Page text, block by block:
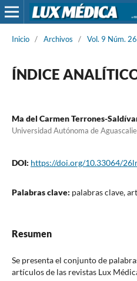
Inicio / Archivos / Vol. 9 Núm.
ÍNDICE
Ma del Carmen Terrones-
Universidad Autónoma de
DOI: https://doi.org/10.33064/
Palabras clave: palabras clave,
Resumen
Se presenta el conjunto de
artículos de las revistas Lux